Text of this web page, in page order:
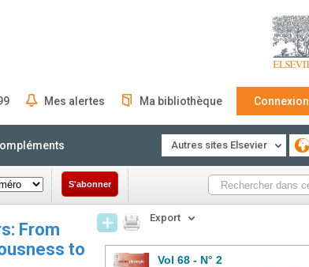
Mes alertes Ma bibliothèque Connexion
Autres sites Elsevier
S'abonner
From
to
Export
Vol 68 - N° 2